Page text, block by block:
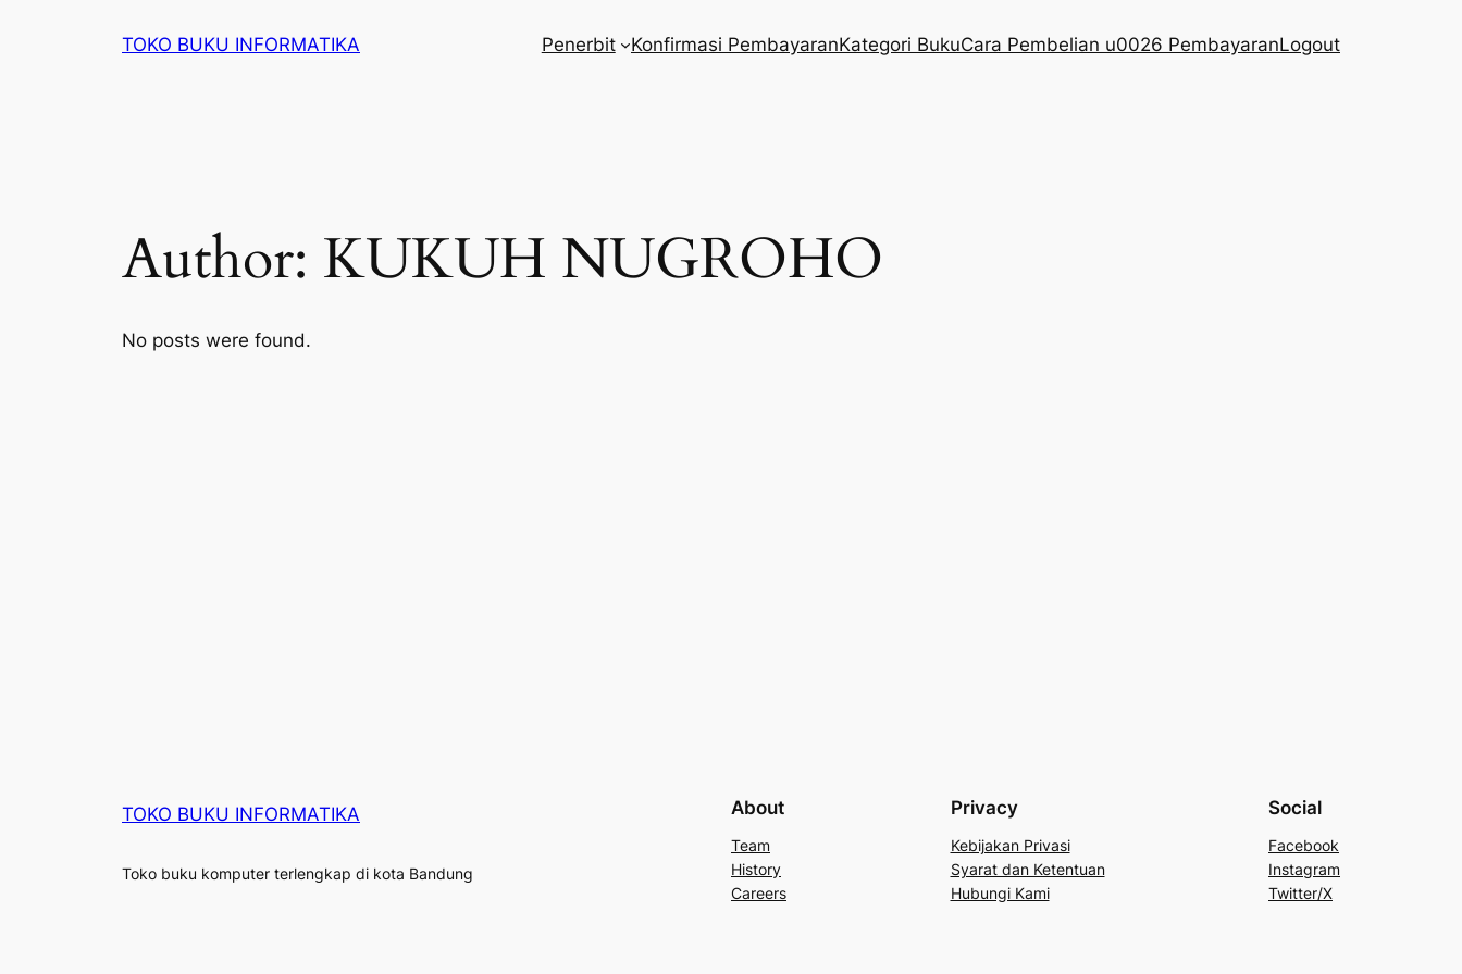
TOKO BUKU INFORMATIKA Penerbit Konfirmasi PembayaranKategori BukuCara Pembelian u0026 PembayaranLogout
Author: KUKUH NUGROHO
No posts were found.
TOKO BUKU INFORMATIKA
Toko buku komputer terlengkap di kota Bandung
About
Team
History
Careers
Privacy
Kebijakan Privasi
Syarat dan Ketentuan
Hubungi Kami
Social
Facebook
Instagram
Twitter/X